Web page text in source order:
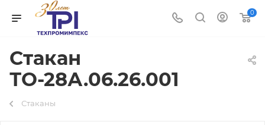
0
Стакан
ТО-28А.06.26.001
Стаканы